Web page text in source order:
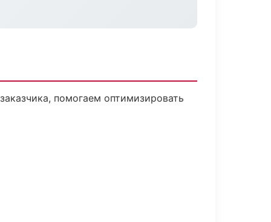
помогаем оптимизировать